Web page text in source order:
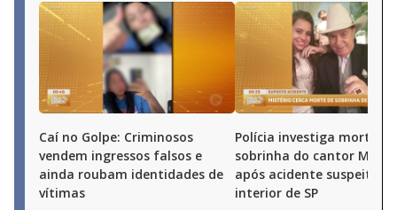
Caí no Golpe: Criminosos
vendem ingressos falsos e
ainda roubam identidades de
vítimas
Polícia investiga morte de
sobrinha do cantor
após acidente suspeito
interior de SP